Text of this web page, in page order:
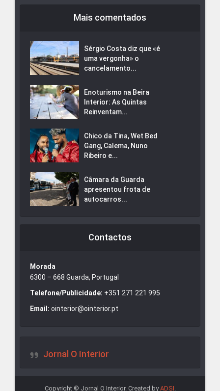
Mais comentados
Sérgio Costa diz que «é
uma vergonha» o
cancelamento...
Enoturismo na Beira
Interior: As Quintas
Reinventam...
Chico da Tina, Wet Bed
Gang, Calema, Nuno
Ribeiro e...
Câmara da Guarda
apresentou frota de
autocarros...
Contactos
Morada
6300 – 668 Guarda, Portugal
Telefone/Publicidade: +351 271 221 995
Email: ointerior@ointerior.pt
Jornal O Interior
Copyright © Jornal O Interior. Created byADSI.